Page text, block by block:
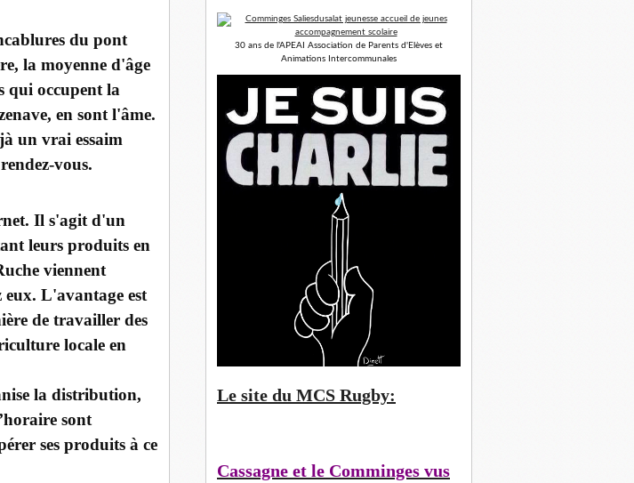
du pont
la moyenne d'âge
qui occupent la
en sont l'âme.
un vrai essaim
vous.
Il s'agit d'un
leurs produits en
viennent
eux. L'avantage est
de travailler des
locale en
la distribution,
sont
ses produits à ce
30 ans de l'APEAI Association de Parents d'Elèves et
Animations Intercommunales
Le site du MCS Rugby:
Cassagne et le Comminges vus